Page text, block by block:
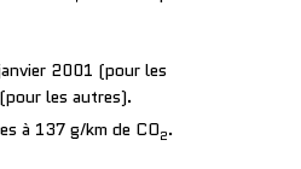
2001 (pour les
les autres).
à 137 g/km de CO2.